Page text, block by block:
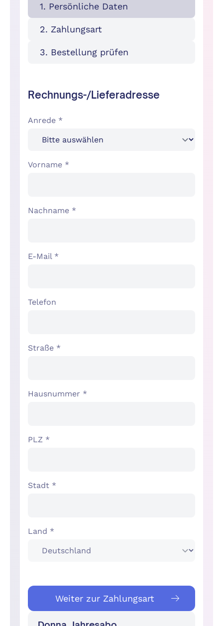
1. Persönliche Daten
2. Zahlungsart
3. Bestellung prüfen
Rechnungs-/Lieferadresse
Anrede *
Vorname *
Nachname *
E-Mail *
Telefon
Straße *
Hausnummer *
PLZ *
Stadt *
Land *
Weiter zur Zahlungsart